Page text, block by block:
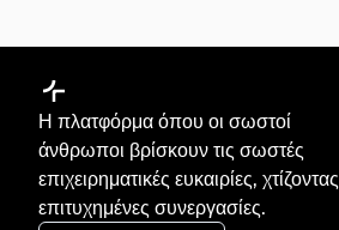
Η πλατφόρμα όπου οι σωστοί
άνθρωποι βρίσκουν τις σωστές
επιχειρηματικές ευκαιρίες, χτίζοντας
επιτυχημένες συνεργασίες.